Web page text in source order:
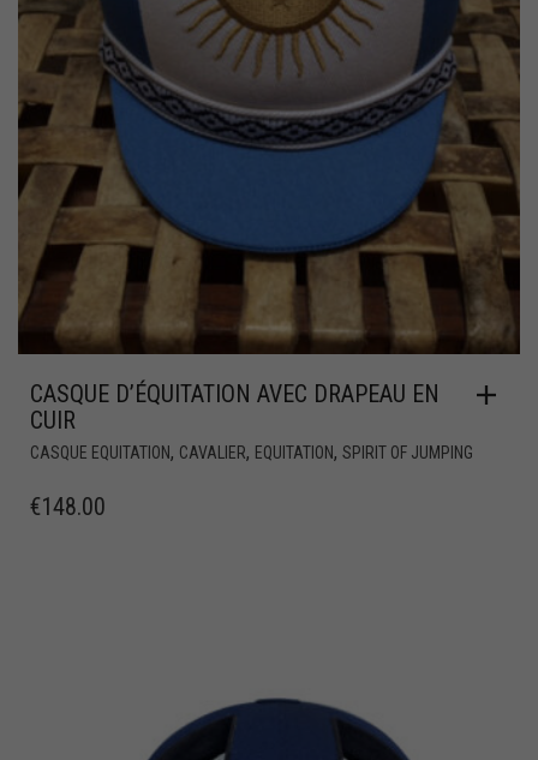
CASQUE D’ÉQUITATION AVEC DRAPEAU EN
CUIR
CASQUE EQUITATION, CAVALIER, EQUITATION, SPIRIT OF JUMPING
€148.00